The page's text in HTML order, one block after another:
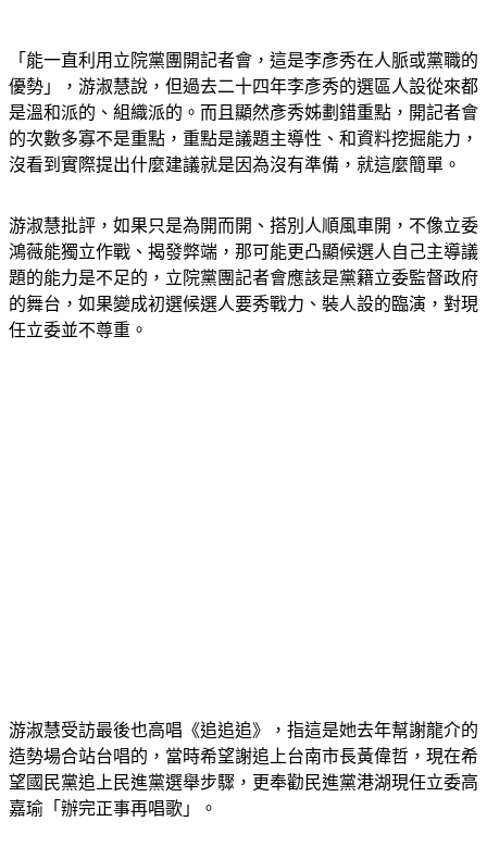
「能一直利用立院黨團開記者會，這是李彥秀在人脈或黨職的
優勢」，游淑慧說，但過去二十四年李彥秀的選區人設從來都
是溫和派的、組織派的。而且顯然彥秀姊劃錯重點，開記者會
的次數多寡不是重點，重點是議題主導性、和資料挖掘能力，
沒看到實際提出什麼建議就是因為沒有準備，就這麼簡單。
游淑慧批評，如果只是為開而開、搭別人順風車開，不像立委
鴻薇能獨立作戰、揭發弊端，那可能更凸顯候選人自己主導議
題的能力是不足的，立院黨團記者會應該是黨籍立委監督政府
的舞台，如果變成初選候選人要秀戰力、裝人設的臨演，對現
任立委並不尊重。
游淑慧受訪最後也高唱《追追追》，指這是她去年幫謝龍介的
造勢場合站台唱的，當時希望謝追上台南市長黃偉哲，現在希
望國民黨追上民進黨選舉步驟，更奉勸民進黨港湖現任立委高
嘉瑜「辦完正事再唱歌」。